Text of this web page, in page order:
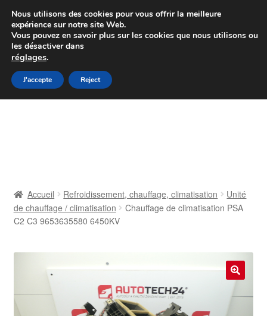
Colissimo livraison à partir de 7 EUR
Du lundi au vendredi de 9 h à 16 h
Aller
à
Aller
au
Contact
Livraison internationale
Mon compte
Accueil Refroidissement, chauffage, climatisation
Unité
de chauffage / climatisation
Chauffage de climatisation PSA
C2 C3 9653635580 6450KV
🔍
Nous utilisons des cookies pour vous offrir la meilleure
expérience sur notre site Web.
Vous pouvez en savoir plus sur les cookies que nous utilisons ou
les désactiver dans
réglages.
J'accepte Reject